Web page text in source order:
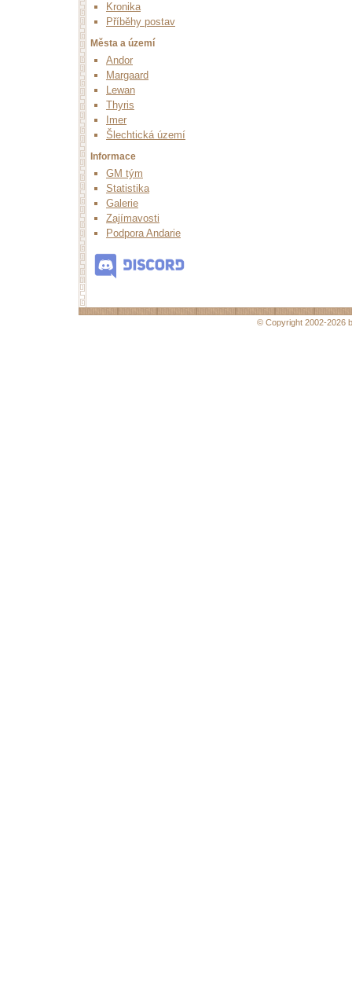
Kronika
Příběhy postav
Města a území
Andor
Margaard
Lewan
Thyris
Imer
Šlechtická území
Informace
GM tým
Statistika
Galerie
Zajímavosti
Podpora Andarie
© Copyright 2002-2026